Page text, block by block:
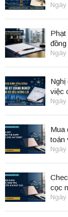
Ngày
Phạt
Ngày
Nghị
việc
Ngày
Mua
toán
Ngày
cọc
Ngày